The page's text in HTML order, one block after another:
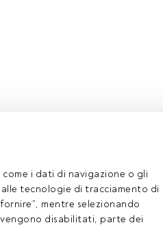
i dati di navigazione o gli
tecnologie di tracciamento di
mentre selezionando
disabilitati, parte dei